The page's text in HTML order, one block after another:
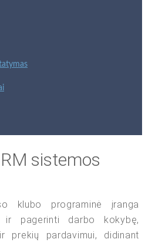
sistemos
klubo programinė įranga
ir pagerinti darbo kokybę,
prekių pardavimui, didinant